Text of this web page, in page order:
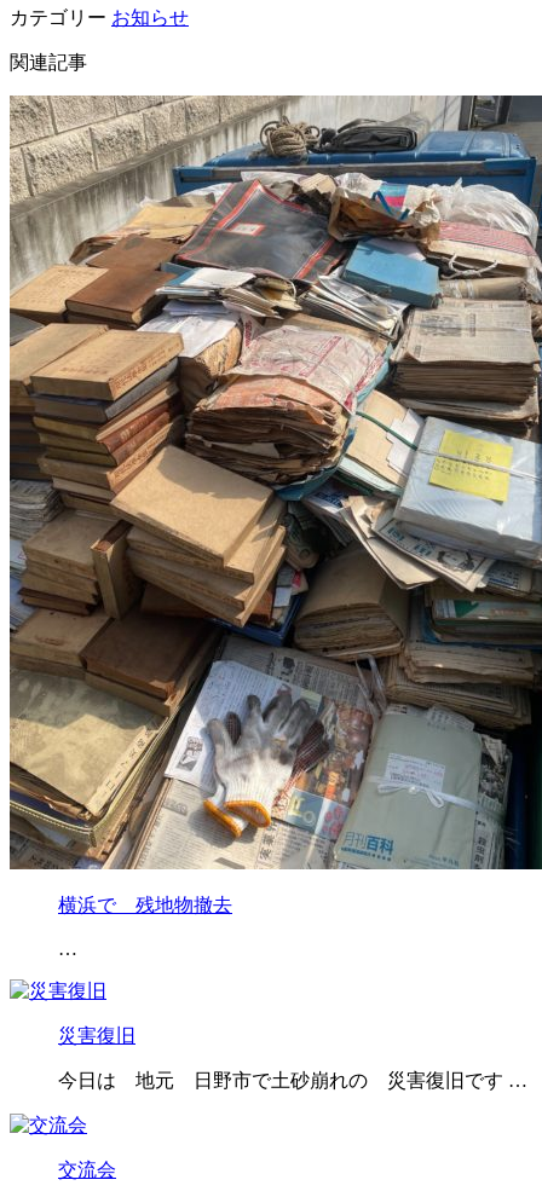
カテゴリー お知らせ
関連記事
横浜で 残地物撤去
…
災害復旧
今日は 地元 日野市で土砂崩れの 災害復旧です …
交流会